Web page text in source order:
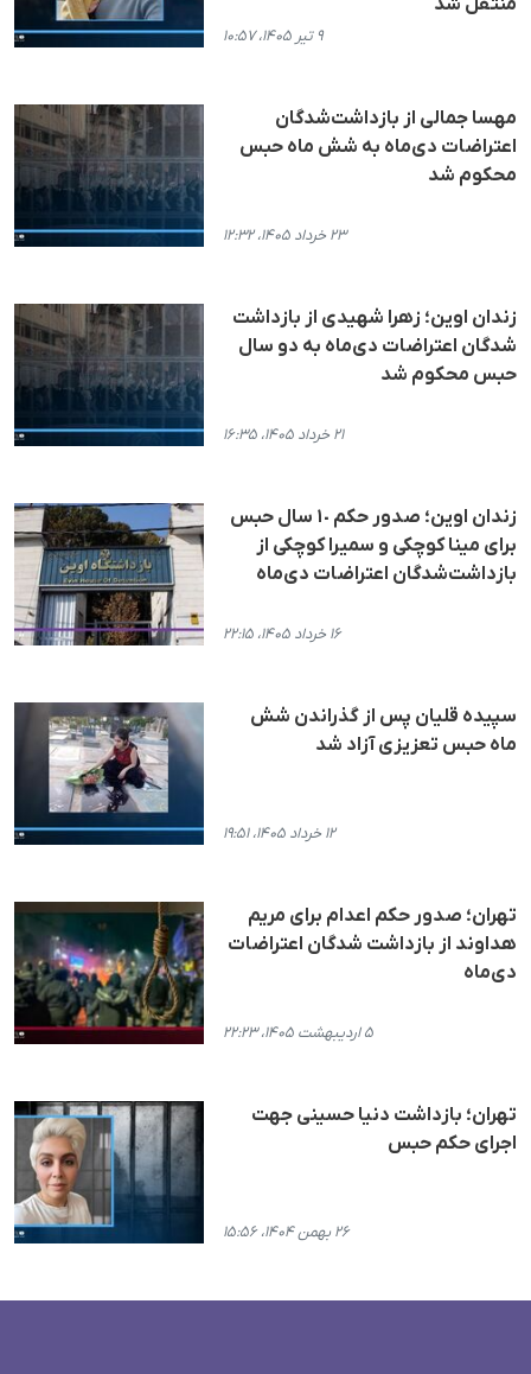
منتقل شد
۹ تیر ۱۴۰۵، ۱۰:۵۷
مهسا جمالی از بازداشت‌شدگان
اعتراضات دی‌ماه به شش ماه حبس
محکوم شد
۲۳ خرداد ۱۴۰۵، ۱۲:۳۲
زندان اوین؛ زهرا شهیدی از بازداشت
شدگان اعتراضات دی‌ماه به دو سال
حبس محکوم شد
۲۱ خرداد ۱۴۰۵، ۱۶:۳۵
زندان اوین؛ صدور حکم ١٠ سال حبس
برای مینا کوچکی و سمیرا کوچکی از
بازداشت‌شدگان اعتراضات دی‌ماه
۱۶ خرداد ۱۴۰۵، ۲۲:۱۵
سپیده قلیان پس از گذراندن شش
ماه حبس تعزیزی آزاد شد
۱۲ خرداد ۱۴۰۵، ۱۹:۵۱
تهران؛ صدور حکم اعدام برای مریم
هداوند از بازداشت شدگان اعتراضات
دی‌ماه
۵ اردیبهشت ۱۴۰۵، ۲۲:۲۳
تهران؛ بازداشت دنیا حسینی جهت
اجرای حکم حبس
۲۶ بهمن ۱۴۰۴، ۱۵:۵۶